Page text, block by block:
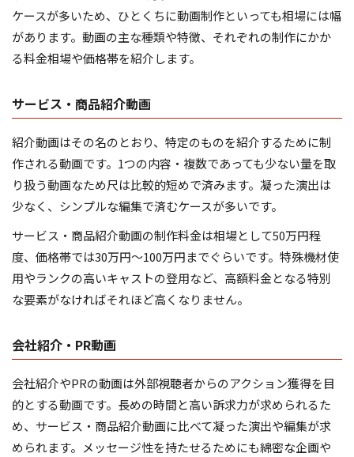
ケースが多いため、ひとくちに動画制作といっても相場には幅
があります。動画の主な種類や特徴、それぞれの制作にかか
る料金相場や価格帯を紹介します。
サービス・商品紹介動画
紹介動画はその名のとおり、特定のものを紹介するために制
作される動画です。1つの内容・複数であっても少ない量を取
り扱う動画なため尺は比較的短めで済みます。凝った演出は
少なく、シンプルな編集で済むケースが多いです。
サービス・商品紹介動画の制作料金は相場として50万円程
度、価格帯では30万円～100万円までぐらいです。特殊機材使
用やランクの高いキャストの登用など、高額料金となる特別
な要素がなければそれほど高くなりません。
会社紹介・PR動画
会社紹介やPRの動画は外部視聴者からのアクション獲得を目
的とする動画です。長めの時間と高い訴求力が求められるた
め、サービス・商品紹介動画に比べて凝った演出や編集が求
められます。メッセージ性を持たせるためにも綿密な企画や